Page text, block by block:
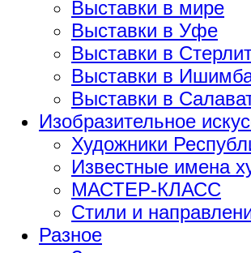
Выставки в мире
Выставки в Уфе
Выставки в
Выставки в
Выставки в
Изобразительное
Художники
Известные имена
МАСТЕР-КЛАСС
Стили и
Разное